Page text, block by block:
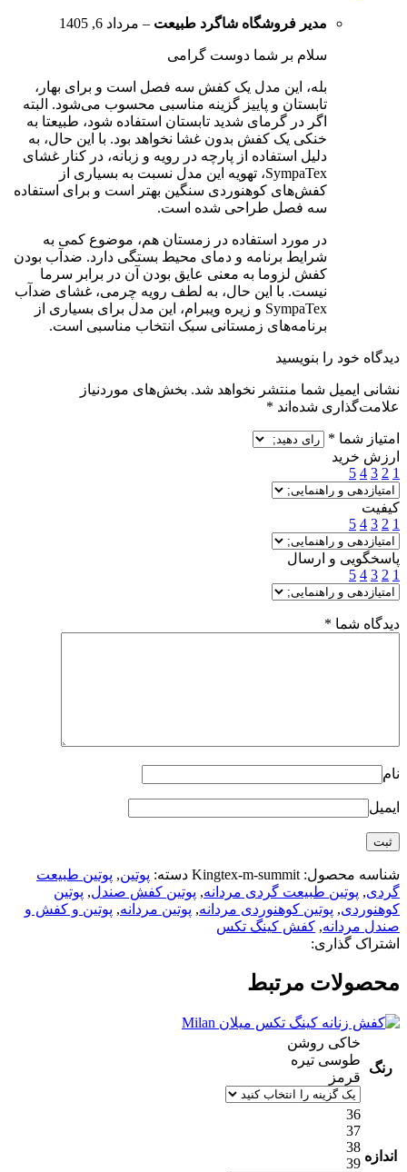
مدیر فروشگاه شاگرد طبیعت – مرداد 6, 1405
سلام بر شما دوست گرامی
بله، این مدل یک کفش سه فصل است و برای بهار،
تابستان و پاییز گزینه مناسبی محسوب می‌شود. البته
اگر در گرمای شدید تابستان استفاده شود، طبیعتا به
خنکی یک کفش بدون غشا نخواهد بود. با این حال، به
دلیل استفاده از پارچه در رویه و زبانه، در کنار غشای
SympaTex، تهویه این مدل نسبت به بسیاری از
کفش‌های کوهنوردی سنگین بهتر است و برای استفاده
سه فصل طراحی شده است.
در مورد استفاده در زمستان هم، موضوع کمی به
شرایط برنامه و دمای محیط بستگی دارد. ضدآب بودن
کفش لزوما به معنی عایق بودن آن در برابر سرما
نیست. با این حال، به لطف رویه چرمی، غشای ضدآب
SympaTex و زیره ویبرام، این مدل برای بسیاری از
برنامه‌های زمستانی سبک انتخاب مناسبی است.
دیدگاه خود را بنویسید
نشانی ایمیل شما منتشر نخواهد شد. بخش‌های موردنیاز
علامت‌گذاری شده‌اند *
امتیاز شما *
ارزش خرید
1
2
3
4
5
کیفیت
1
2
3
4
5
پاسخگویی و ارسال
1
2
3
4
5
دیدگاه شما *
نام
ایمیل
شناسه محصول: Kingtex-m-summit دسته: پوتین, پوتین طبیعت
گردی, پوتین طبیعت گردی مردانه, پوتین کفش صندل, پوتین
کوهنوردی, پوتین کوهنوردی مردانه, پوتین مردانه, پوتین و کفش و
صندل مردانه, کفش کینگ تکس
اشتراک گذاری:
محصولات مرتبط
رنگ
خاکی روشن
طوسی تیره
قرمز
اندازه
36
37
38
39